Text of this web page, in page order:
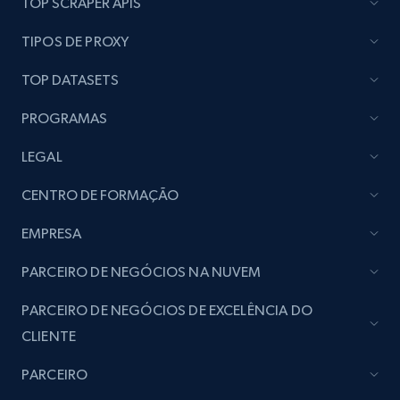
seller URL
URL, Title, Rating, Reviews, Initial price, Final
Lazada - Products - Discover products by
URL, Title, Rating, Reviews, Initial price, Final
price, Currency, Stock, and more.
991+ 165+ Comece agora
TIPOS DE PROXY
TOP DATASETS
PROGRAMAS
LEGAL
CENTRO DE FORMAÇÃO
EMPRESA
PARCEIRO DE NEGÓCIOS NA NUVEM
PARCEIRO DE NEGÓCIOS DE EXCELÊNCIA DO
CLIENTE
PARCEIRO